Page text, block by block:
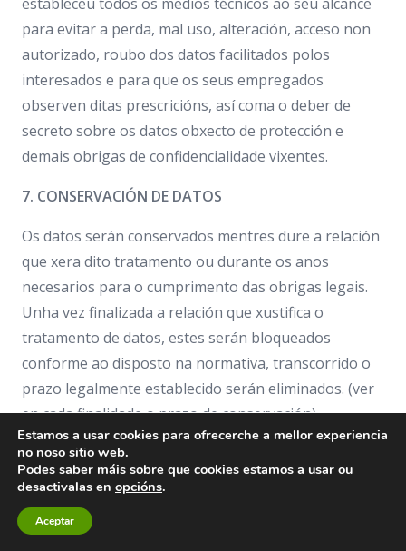
para evitar a perda, mal uso, alteración, acceso non
autorizado, roubo dos datos facilitados polos
interesados e para que os seus empregados
observen ditas prescricións, así coma o deber de
secreto sobre os datos obxecto de protección e
demais obrigas de confidencialidade vixentes.
7. CONSERVACIÓN DE DATOS
Os datos serán conservados mentres dure a relación
que xera dito tratamento ou durante os anos
necesarios para o cumprimento das obrigas legais.
Unha vez finalizada a relación que xustifica o
tratamento de datos, estes serán bloqueados
conforme ao disposto na normativa, transcorrido o
prazo legalmente establecido serán eliminados. (ver
en cada finalidade o prazo de conservación).
8. COMUNICACIÓN DE DATOS
Os datos no serán cedidos a terceiros sen previo
aviso, salvo nos casos nos que exista obriga legal.
Estamos a usar cookies para ofrecerche a mellor experiencia
no noso sitio web.
Podes saber máis sobre que cookies estamos a usar ou
desactivalas en opcións.
Aceptar